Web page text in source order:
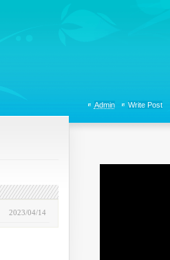
2023/04/14
Admin Write Post